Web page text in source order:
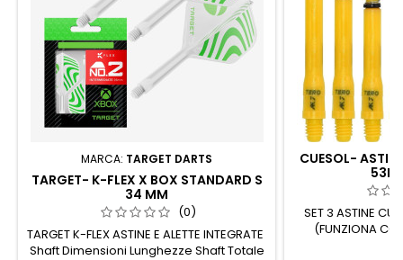
MARCA: TARGET DARTS
TARGET- K-FLEX X BOX STANDARD S
34 MM
(0)
TARGET K-FLEX ASTINE E ALETTE INTEGRATE
Shaft Dimensioni Lunghezze Shaft Totale
CUESOL-
SET 3 ASTINE
(FUNZIONA